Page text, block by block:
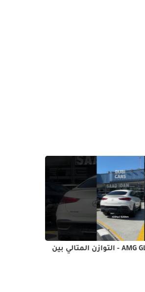
مرسيدس AMG GLE 53 - التوازن المثالي بين